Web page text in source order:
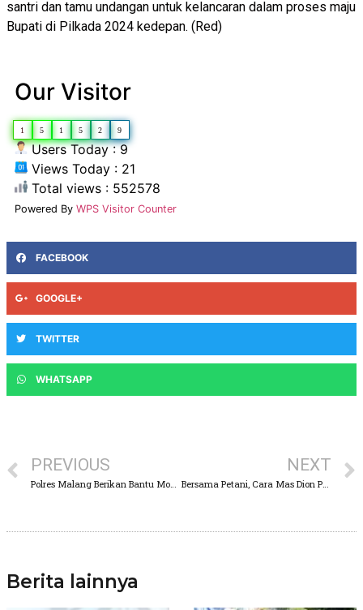
santri dan tamu undangan untuk kelancaran dalam proses maju
Bupati di Pilkada 2024 kedepan. (Red)
Our Visitor
1 5 1 5 2 9
Users Today : 9
Views Today : 21
Total views : 552578
Powered By WPS Visitor Counter
FACEBOOK
GOOGLE+
TWITTER
WHATSAPP
PREVIOUS
Polres Malang Berikan Bantu Modal Usaha Keluarga Korban Tragedi Setadion Kanjuruhan
NEXT
Bersama Petani, Cara Mas Dion Peringati HUT Kemerdekaan RI ke – 78
Berita lainnya